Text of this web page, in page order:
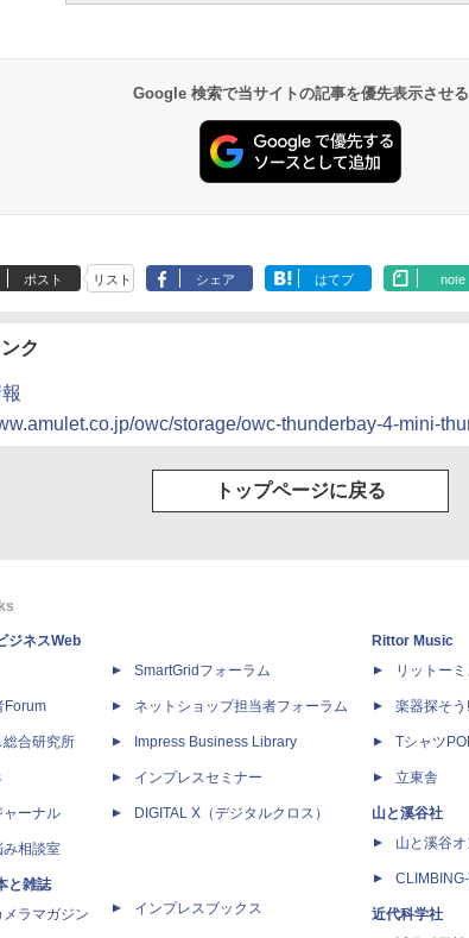
Google 検索で当サイトの記事を優先表示させる
ポスト リスト シェア はてブ note
ク
owc/storage/owc-thunderbay-4-mini-
トップページに戻る
ジネスWeb
Forum
総合研究所
ャーナル
み相談室
と雑誌
ラマガジン
SmartGridフォーラム
ネットショップ担当者フォーラム
Impress Business Library
インプレスセミナー
DIGITAL X（デジタルクロス）
インプレスブックス
Rittor Music
リットー
楽器探そう
Tシャツ
立東舎
山と溪谷社
山と溪谷
近代科学社